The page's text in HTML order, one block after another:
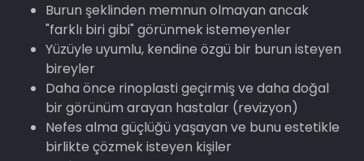
Burun şeklinden memnun olmayan ancak
"farklı biri gibi" görünmek istemeyenler
Yüzüyle uyumlu, kendine özgü bir burun isteyen
bireyler
Daha önce rinoplasti geçirmiş ve daha doğal
bir görünüm arayan hastalar (revizyon)
Nefes alma güçlüğü yaşayan ve bunu estetikle
birlikte çözmek isteyen kişiler